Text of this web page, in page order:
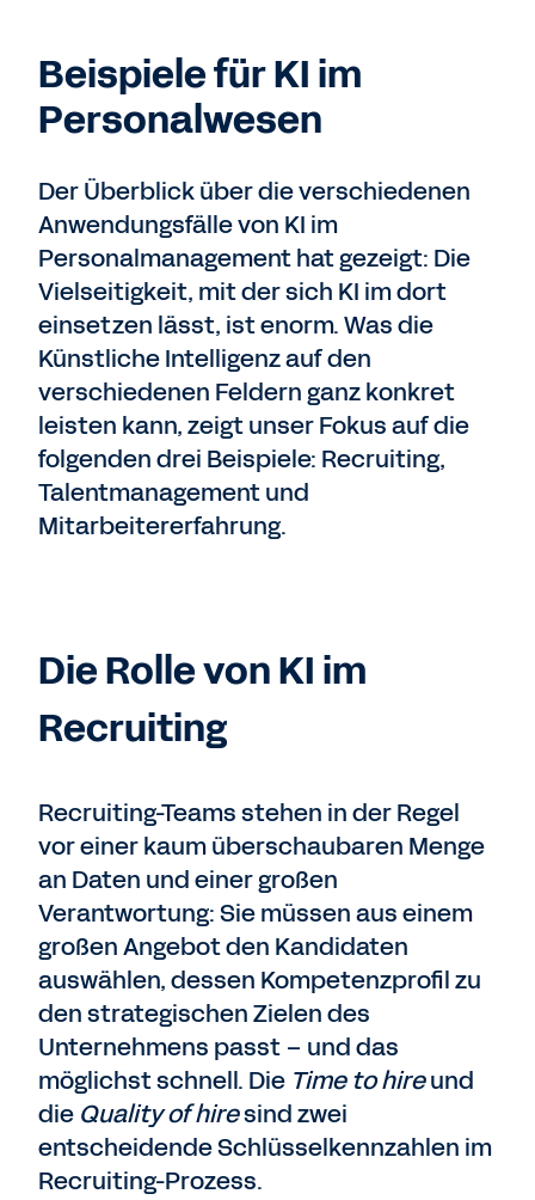
Beispiele für KI im
Personalwesen
Der Überblick über die verschiedenen
Anwendungsfälle von KI im
Personalmanagement hat gezeigt: Die
Vielseitigkeit, mit der sich KI im dort
einsetzen lässt, ist enorm. Was die
Künstliche Intelligenz auf den
verschiedenen Feldern ganz konkret
leisten kann, zeigt unser Fokus auf die
folgenden drei Beispiele: Recruiting,
Talentmanagement und
Mitarbeitererfahrung.
Die Rolle von KI im
Recruiting
Recruiting-Teams stehen in der Regel
vor einer kaum überschaubaren Menge
an Daten und einer großen
Verantwortung: Sie müssen aus einem
großen Angebot den Kandidaten
auswählen, dessen Kompetenzprofil zu
den strategischen Zielen des
Unternehmens passt – und das
möglichst schnell. Die Time to hireund
die Quality of hiresind zwei
entscheidende Schlüsselkennzahlen im
Recruiting-Prozess.